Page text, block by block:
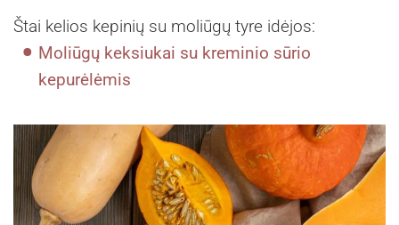
Štai kelios kepinių su moliūgų tyre idėjos:
Moliūgų keksiukai su kreminio sūrio
kepurėlėmis